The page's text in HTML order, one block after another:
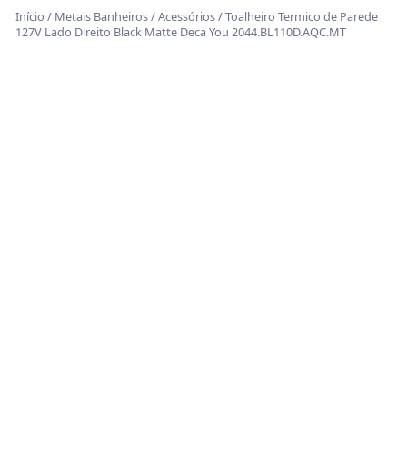
Início / Metais Banheiros/Acessórios/ Toalheiro Termico de Parede
127V Lado Direito Black Matte Deca You 2044.BL110D.AQC.MT